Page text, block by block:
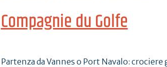
Compagnie du Golfe
Partenza da Vannes o Port Navalo: